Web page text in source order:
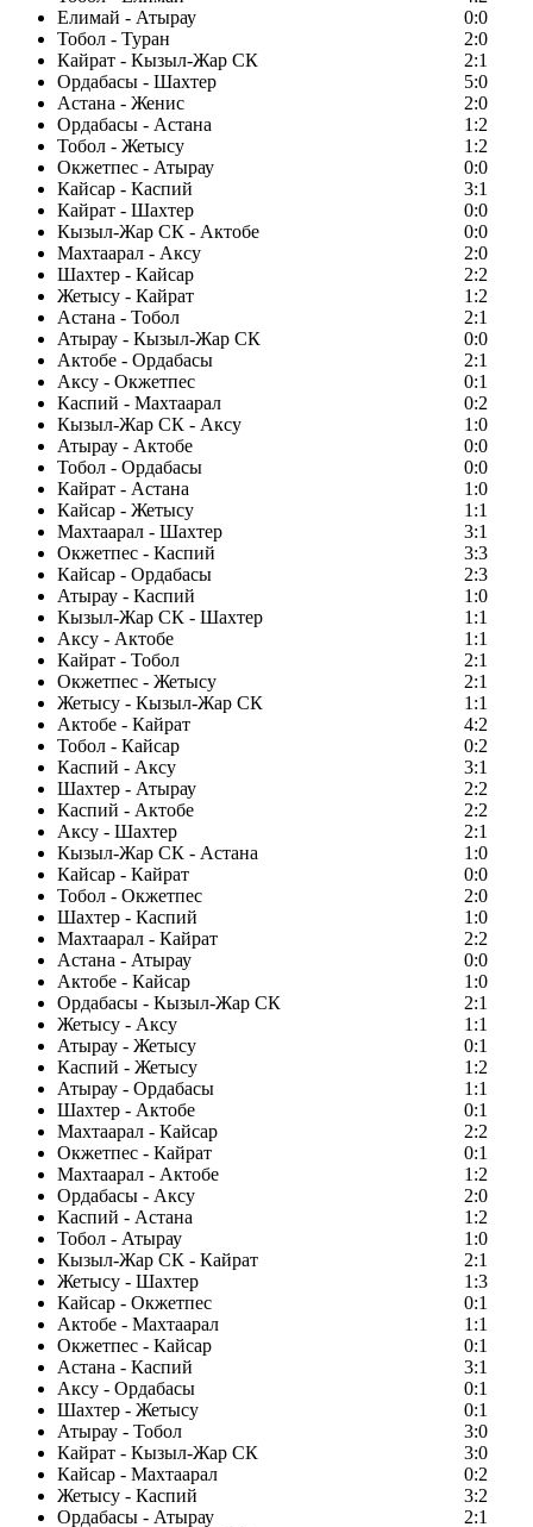
Елимай - Атырау
0:0
Тобол - Туран
2:0
Кайрат - Кызыл-Жар СК
2:1
Ордабасы - Шахтер
5:0
Астана - Женис
2:0
Ордабасы - Астана
1:2
Тобол - Жетысу
1:2
Окжетпес - Атырау
0:0
Кайсар - Каспий
3:1
Кайрат - Шахтер
0:0
Кызыл-Жар СК - Актобе
0:0
Махтаарал - Аксу
2:0
Шахтер - Кайсар
2:2
Жетысу - Кайрат
1:2
Астана - Тобол
2:1
Атырау - Кызыл-Жар СК
0:0
Актобе - Ордабасы
2:1
Аксу - Окжетпес
0:1
Каспий - Махтаарал
0:2
Кызыл-Жар СК - Аксу
1:0
Атырау - Актобе
0:0
Тобол - Ордабасы
0:0
Кайрат - Астана
1:0
Кайсар - Жетысу
1:1
Махтаарал - Шахтер
3:1
Окжетпес - Каспий
3:3
Кайсар - Ордабасы
2:3
Атырау - Каспий
1:0
Кызыл-Жар СК - Шахтер
1:1
Аксу - Актобе
1:1
Кайрат - Тобол
2:1
Окжетпес - Жетысу
2:1
Жетысу - Кызыл-Жар СК
1:1
Актобе - Кайрат
4:2
Тобол - Кайсар
0:2
Каспий - Аксу
3:1
Шахтер - Атырау
2:2
Каспий - Актобе
2:2
Аксу - Шахтер
2:1
Кызыл-Жар СК - Астана
1:0
Кайсар - Кайрат
0:0
Тобол - Окжетпес
2:0
Шахтер - Каспий
1:0
Махтаарал - Кайрат
2:2
Астана - Атырау
0:0
Актобе - Кайсар
1:0
Ордабасы - Кызыл-Жар СК
2:1
Жетысу - Аксу
1:1
Атырау - Жетысу
0:1
Каспий - Жетысу
1:2
Атырау - Ордабасы
1:1
Шахтер - Актобе
0:1
Махтаарал - Кайсар
2:2
Окжетпес - Кайрат
0:1
Махтаарал - Актобе
1:2
Ордабасы - Аксу
2:0
Каспий - Астана
1:2
Тобол - Атырау
1:0
Кызыл-Жар СК - Кайрат
2:1
Жетысу - Шахтер
1:3
Кайсар - Окжетпес
0:1
Актобе - Махтаарал
1:1
Окжетпес - Кайсар
0:1
Астана - Каспий
3:1
Аксу - Ордабасы
0:1
Шахтер - Жетысу
0:1
Атырау - Тобол
3:0
Кайрат - Кызыл-Жар СК
3:0
Кайсар - Махтаарал
0:2
Жетысу - Каспий
3:2
Ордабасы - Атырау
2:1